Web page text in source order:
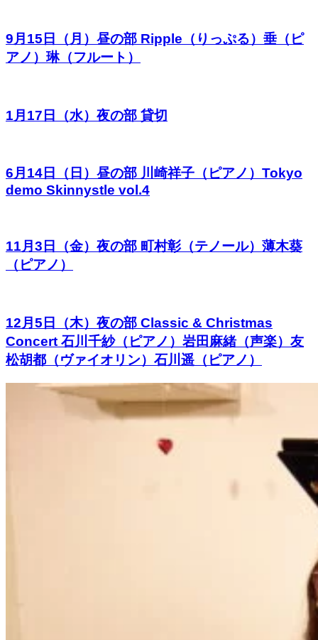
9月15日（月）昼の部 Ripple（りっぷる）垂（ピ
アノ）琳（フルート）
1月17日（水）夜の部 貸切
6月14日（日）昼の部 川崎祥子（ピアノ）Tokyo
demo Skinnystle vol.4
11月3日（金）夜の部 町村彰（テノール）薄木葵
（ピアノ）
12月5日（木）夜の部 Classic & Christmas
Concert 石川千紗（ピアノ）岩田麻緒（声楽）友
松胡都（ヴァイオリン）石川遥（ピアノ）